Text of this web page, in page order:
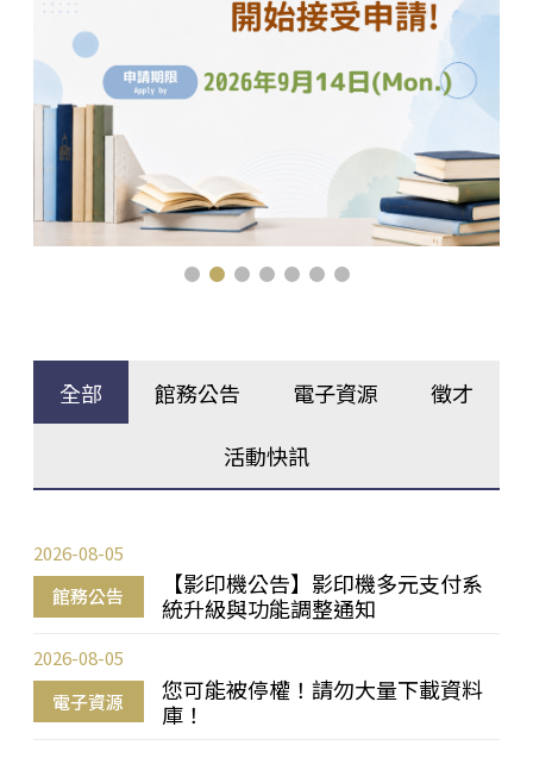
全部 館務公告 電子資源 徵才
活動快訊
館務公告
【影印機公告】影印機多元支付系
統升級與功能調整通知
2026-08-05
電子資源
您可能被停權！請勿大量下載資料
庫！
2026-08-05